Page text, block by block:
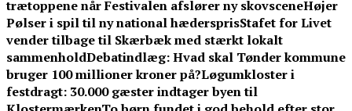
trætoppene når Festivalen afslører ny skovsceneHøjer
Pølser i spil til ny national hædersprisStafet for Livet
vender tilbage til Skærbæk med stærkt lokalt
sammenholdDebatindlæg: Hvad skal Tønder kommune
bruger 100 millioner kroner på?Løgumkloster i
festdragt: 30.000 gæster indtager byen til